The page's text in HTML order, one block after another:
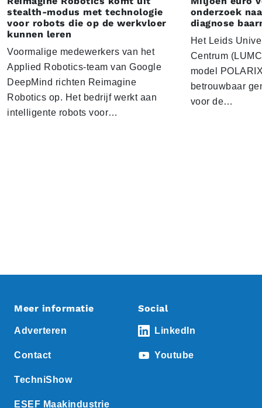
stealth-modus met technologie
voor robots die op de werkvloer
kunnen leren
Voormalige medewerkers van het
Applied Robotics-team van Google
DeepMind richten Reimagine
Robotics op. Het bedrijf werkt aan
intelligente robots voor…
onderzoek
diagnose
Het Leids
Centrum
model
betrouwbaar
voor de…
Meer informatie
Adverteren
Contact
TechniShow
ESEF Maakindustrie
Social
LinkedIn
Youtube